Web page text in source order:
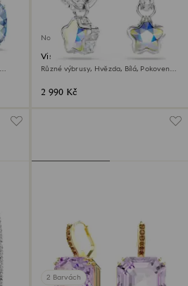
Novinka
Visací náušnice Chroma
Různé výbrusy, Hvězda, Bílá, Pokoveno
2 990 Kč
2 Barvách